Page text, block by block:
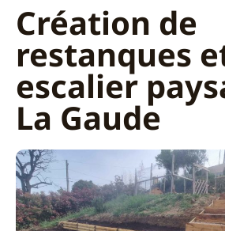
Création de
restanques
escalier
La Gaude